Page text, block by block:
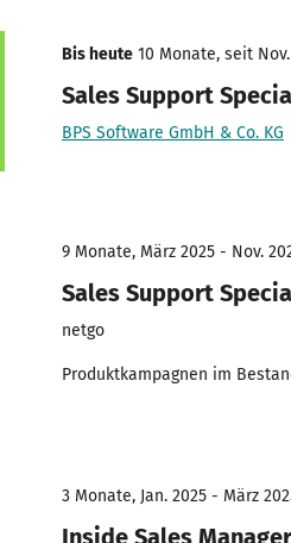
Bis heute 10 Monate, seit
Sales Support
BPS Software GmbH & Co. KG
9 Monate, März 2025 - Nov.
Sales Support
netgo
Produktkampagnen im
3 Monate, Jan. 2025 - März
Inside Sales Manager